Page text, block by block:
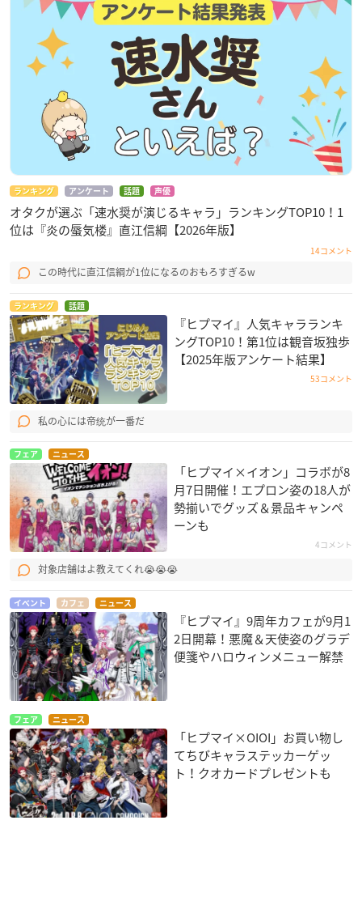
ランキング アンケート 話題 声優
オタクが選ぶ「速水奨が演じるキャラ」ランキングTOP10！1
位は『炎の蜃気楼』直江信綱【2026年版】
14コメント
この時代に直江信綱が1位になるのおもろすぎるw
ランキング 話題
『ヒプマイ』人気キャラランキ
ングTOP10！第1位は観音坂独歩
【2025年版アンケート結果】
53コメント
私の心には帝统が一番だ
フェア ニュース
「ヒプマイ×イオン」コラボが8
月7日開催！エプロン姿の18人が
勢揃いでグッズ＆景品キャンペ
ーンも
4コメント
対象店舗はよ教えてくれ😭😭😭
イベント カフェ ニュース
『ヒプマイ』9周年カフェが9月1
2日開幕！悪魔＆天使姿のグラデ
便箋やハロウィンメニュー解禁
フェア ニュース
「ヒプマイ×OIOI」お買い物し
てちびキャラステッカーゲッ
ト！クオカードプレゼントも